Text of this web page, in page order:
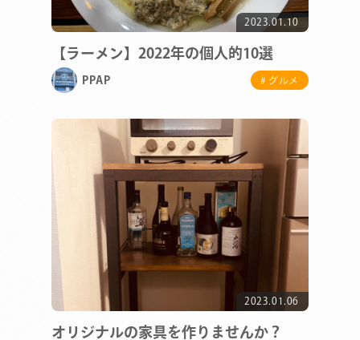
2023.01.10
【ラーメン】2022年の個人的10選
PPAP # グルメ
2023.01.06
オリジナルの家具を作りませんか？